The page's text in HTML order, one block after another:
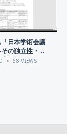
日本学術会議
の独立性・自
求めて―」
68 VIEWS